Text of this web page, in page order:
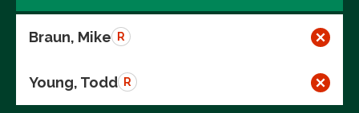
Braun, Mike R
Young, Todd R